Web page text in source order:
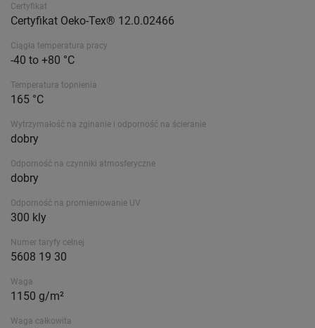
Certyfikat
Certyfikat Oeko-Tex® 12.0.02466
Ciągła temperatura pracy
-40 to +80 °C
Temperatura topnienia
165 °C
Wytrzymałość na zginanie i odporność na ścieranie
dobry
Odporność na czynniki atmosferyczne
dobry
Odporność na promieniowanie UV
300 kly
Numer taryfy celnej
5608 19 30
Waga
1150 g/m²
Waga całkowita